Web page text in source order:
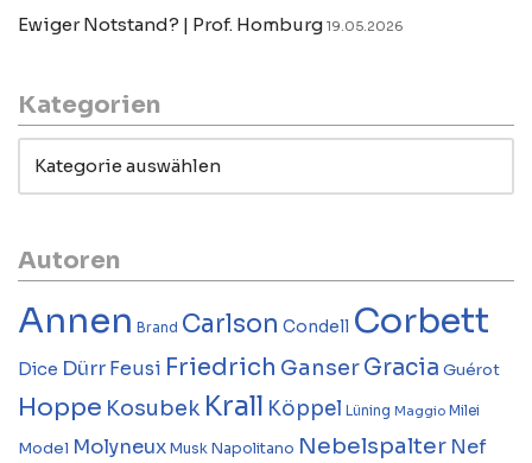
Ewiger Notstand? | Prof. Homburg 19.05.2026
Kategorien
Autoren
Annen Brand Carlson Condell Corbett
Dice Dürr Feusi Friedrich GanserGracia Guérot
Hoppe Kosubek Krall Köppel Lüning Maggio Milei
Model MolyneuxMuskNapolitano Nebelspalter Nef